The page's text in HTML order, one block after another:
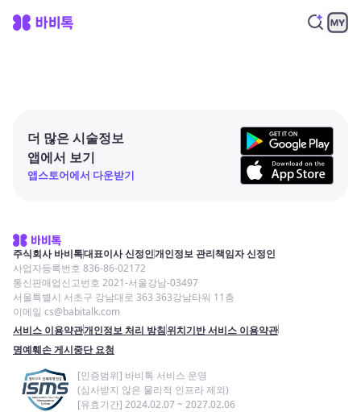
더 많은 시술정보
앱에서 보기
앱스토어에서 다운받기
주식회사 바비톡대표이사 신정인개인정보 관리책임자 신정인
사업자등록번호 836-86-02172
통신판매업신고번호 2021-서울강남-03497
서울특별시 서초구 강남대로 363 363강남타워 11층
이메일 cs@babitalk.com
서비스 이용약관개인정보 처리 방침위치기반 서비스 이용약관
명예훼손 게시중단 요청
[인증범위] 바비톡 서비스 운영
(심사받지 않은 물리적 인프라 제외)
[유효기간] 2024.02.07 ~ 2027.02.06